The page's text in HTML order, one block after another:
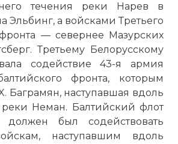
течения реки Нарев в
Эльбинг, а войсками Третьего
— севернее Мазурских
Третьему Белорусскому
содействие 43-я армия
фронта, которым
Баграмян, наступавшая вдоль
реки Неман. Балтийский флот
был содействовать
наступавшим вдоль